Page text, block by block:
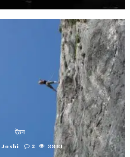
ऐंठन
Joshi 2 3881